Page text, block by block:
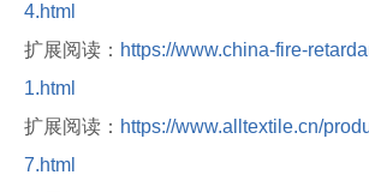
4.html
扩展阅读： https://www.china-fire-
1.html
扩展阅读： https://www.alltextile.cn/
7.html